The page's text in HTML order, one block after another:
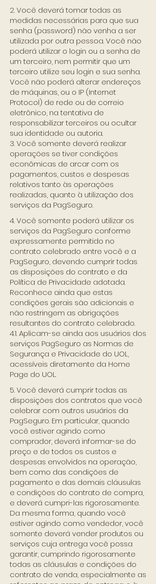
2. Você deverá tomar todas as
medidas necessárias para que sua
senha (password) não venha a ser
utilizada por outra pessoa. Você não
poderá utilizar o login ou a senha de
um terceiro, nem permitir que um
terceiro utilize seu login e sua senha.
Você não poderá alterar endereços
de máquinas, ou o IP (Internet
Protocol) de rede ou de correio
eletrônico, na tentativa de
responsabilizar terceiros ou ocultar
sua identidade ou autoria.
3. Você somente deverá realizar
operações se tiver condições
econômicas de arcar com os
pagamentos, custos e despesas
relativos tanto às operações
realizadas, quanto à utilização dos
serviços da PagSeguro.
4. Você somente poderá utilizar os
serviços da PagSeguro conforme
expressamente permitido no
contrato celebrado entre você e a
PagSeguro, devendo cumprir todas
as disposições do contrato e da
Política de Privacidade adotada.
Reconhece ainda que estas
condições gerais são adicionais e
não restringem as obrigações
resultantes do contrato celebrado.
4.1. Aplicam-se ainda aos usuários dos
serviços PagSeguro as Normas de
Segurança e Privacidade do UOL,
acessíveis diretamente da Home
Page do UOL.
5. Você deverá cumprir todas as
disposições dos contratos que você
celebrar com outros usuários da
PagSeguro. Em particular, quando
você estiver agindo como
comprador, deverá informar-se do
preço e de todos os custos e
despesas envolvidos na operação,
bem como das condições de
pagamento e das demais cláusulas
e condições do contrato de compra,
e deverá cumpri-las rigorosamente.
Da mesma forma, quando você
estiver agindo como vendedor, você
somente deverá vender produtos ou
serviços cuja entrega você possa
garantir, cumprindo rigorosamente
todas as cláusulas e condições do
contrato de venda, especialmente as